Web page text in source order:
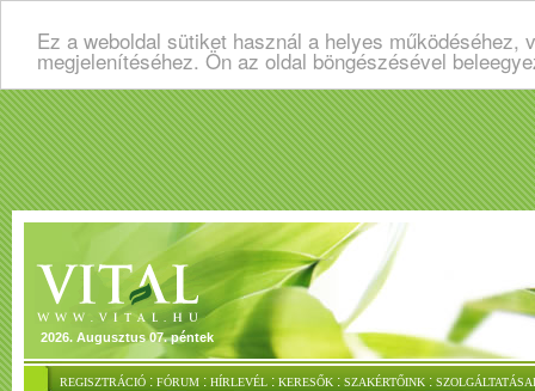
Ez a weboldal sütiket használ a helyes
megjelenítéséhez. Ön az oldal böngészésével
2026. Augusztus 07. péntek
REGISZTRÁCIÓ : FÓRUM : HÍRLEVÉL : KERESŐK : SZAKÉRTŐINK :